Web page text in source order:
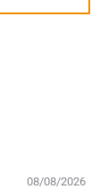
08/08/2026